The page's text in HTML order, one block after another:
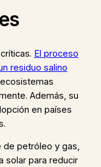
El proceso
residuo salino
Además, su
en países
de petróleo y gas,
solar para reducir